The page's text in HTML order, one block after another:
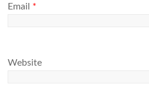
Email *
Website